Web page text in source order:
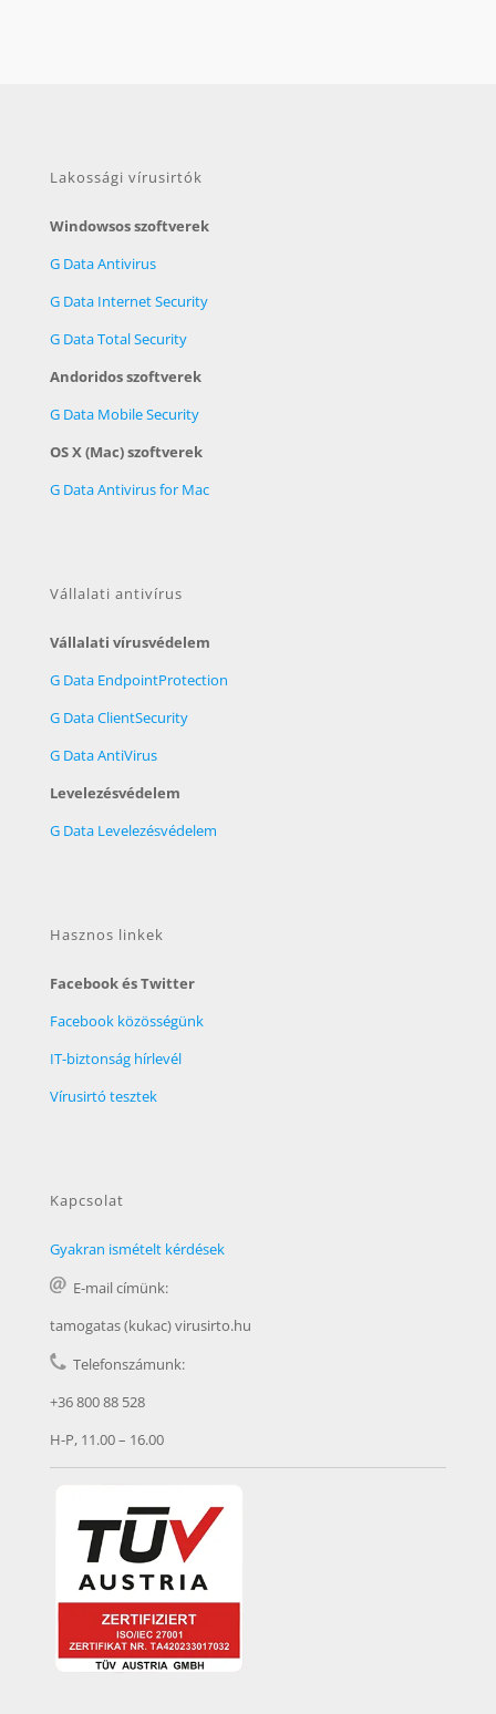
Lakossági vírusirtók
Windowsos szoftverek
G Data Antivirus
G Data Internet Security
G Data Total Security
Andoridos szoftverek
G Data Mobile Security
OS X (Mac) szoftverek
G Data Antivirus for Mac
Vállalati antivírus
Vállalati vírusvédelem
G Data EndpointProtection
G Data ClientSecurity
G Data AntiVirus
Levelezésvédelem
G Data Levelezésvédelem
Hasznos linkek
Facebook és Twitter
Facebook közösségünk
IT-biztonság hírlevél
Vírusirtó tesztek
Kapcsolat
Gyakran ismételt kérdések
E-mail címünk:
tamogatas (kukac) virusirto.hu
Telefonszámunk:
+36 800 88 528
H-P, 11.00 – 16.00